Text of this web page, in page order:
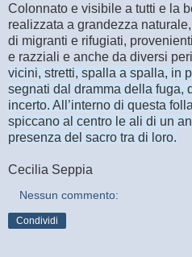
Colonnato e visibile a tutti e la
realizzata a grandezza
di migranti e rifugiati,
e razziali e anche da diversi
vicini, stretti, spalla a spalla, in
segnati dal dramma della fuga,
incerto. All’interno di questa
spiccano al centro le ali di un
presenza del sacro tra di loro.
Cecilia Seppia
Nessun commento:
Condividi